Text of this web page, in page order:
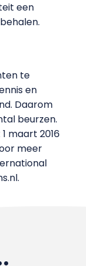
een
te
en
Daarom
beurzen.
maart 2016
meer